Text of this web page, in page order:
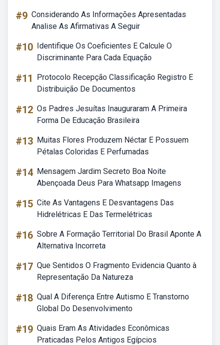
#9 Considerando As Informações Apresentadas
Analise As Afirmativas A Seguir
#10 Identifique Os Coeficientes E Calcule O
Discriminante Para Cada Equação
#11
Protocolo Recepção Classificação Registro E
Distribuição De Documentos
#12 Os Padres Jesuítas Inauguraram A Primeira
Forma De Educação Brasileira
#13 Muitas Flores Produzem Néctar E Possuem
Pétalas Coloridas E Perfumadas
#14 Mensagem Jardim Secreto Boa Noite
Abençoada Deus Para Whatsapp Imagens
#15 Cite As Vantagens E Desvantagens Das
Hidrelétricas E Das Termelétricas
#16 Sobre A Formação Territorial Do Brasil Aponte A
Alternativa Incorreta
#17 Que Sentidos O Fragmento Evidencia Quanto à
Representação Da Natureza
#18 Qual A Diferença Entre Autismo E Transtorno
Global Do Desenvolvimento
#19 Quais Eram As Atividades Econômicas
Praticadas Pelos Antigos Egípcios